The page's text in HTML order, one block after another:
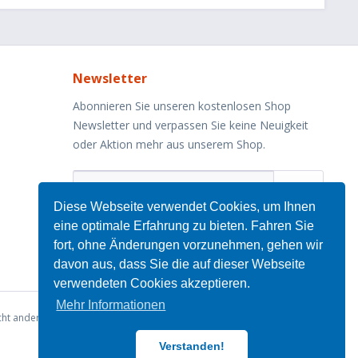
Diese Webseite verwendet Cookies, um Ihnen
eine optimale Erfahrung zu bieten. Fahren Sie
fort, ohne Änderungen vorzunehmen, gehen wir
davon aus, dass Sie die auf dieser Webseite
verwendeten Cookies akzeptieren.
Mehr Informationen
Verstanden!
Newsletter
Abonnieren Sie unseren kostenlosen Shop
Newsletter und verpassen Sie keine Neuigkeit
oder Aktion mehr aus unserem Shop.
Ich habe dieDatenschutzbestimmungen zur
Kenntnis genommen.
anders beschrieben